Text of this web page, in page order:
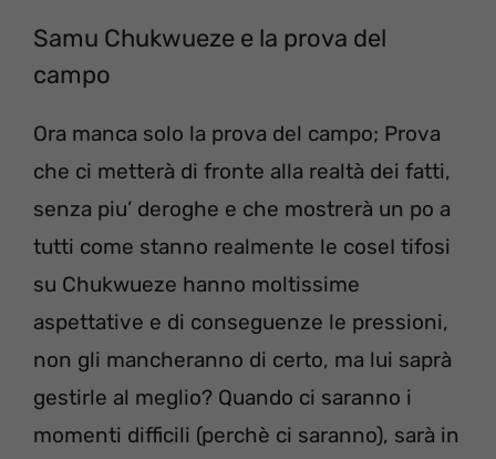
Samu Chukwueze e la prova del
campo
Ora manca solo la prova del campo; Prova
che ci metterà di fronte alla realtà dei fatti,
senza piu’ deroghe e che mostrerà un po a
tutti come stanno realmente le coseI tifosi
su Chukwueze hanno moltissime
aspettative e di conseguenze le pressioni,
non gli mancheranno di certo, ma lui saprà
gestirle al meglio? Quando ci saranno i
momenti difficili (perchè ci saranno), sarà in